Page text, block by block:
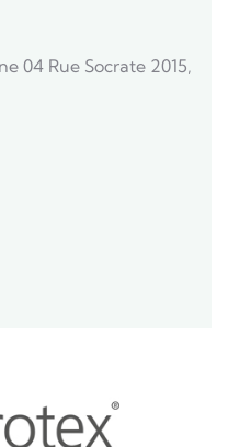
04 Rue Socrate 2015,